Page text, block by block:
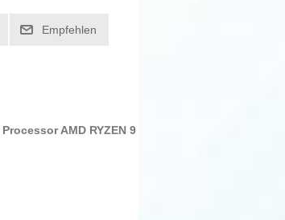
Empfehlen
Processor AMD RYZEN 9